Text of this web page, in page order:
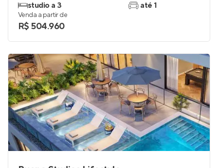
studio a 3
até 1
Venda a partir de
R$ 504.960